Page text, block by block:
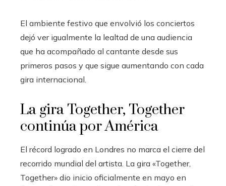
El ambiente festivo que envolvió los conciertos
dejó ver igualmente la lealtad de una audiencia
que ha acompañado al cantante desde sus
primeros pasos y que sigue aumentando con cada
gira internacional.
La gira Together, Together
continúa por América
El récord logrado en Londres no marca el cierre del
recorrido mundial del artista. La gira «Together,
Together» dio inicio oficialmente en mayo en